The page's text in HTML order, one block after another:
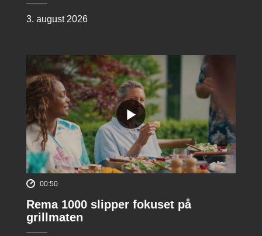
3. august 2026
00:50
Rema 1000 slipper fokuset på
grillmaten